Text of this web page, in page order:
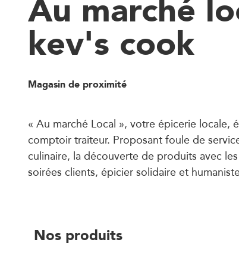
kev's cook
Magasin de proximité
« Au marché Local », votre épicerie locale,
comptoir traiteur. Proposant foule de
culinaire, la découverte de produits avec
soirées clients, épicier solidaire et
Nos produits